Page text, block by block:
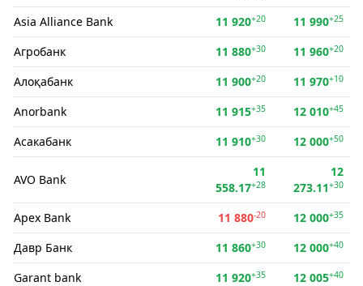
Asia Alliance Bank 11 920+20 11 990+25
Агробанк 11 880+30 11 960+20
Алоқабанк 11 900+20 11 970+10
Anorbank 11 915+35 12 010+45
Асакабанк 11 910+30 12 000+50
AVO Bank
11
558.17+28
12
273.11+30
Apex Bank 11 880-20 12 000+35
Давр Банк 11 860+30 12 000+40
Garant bank 11 920+35 12 005+40